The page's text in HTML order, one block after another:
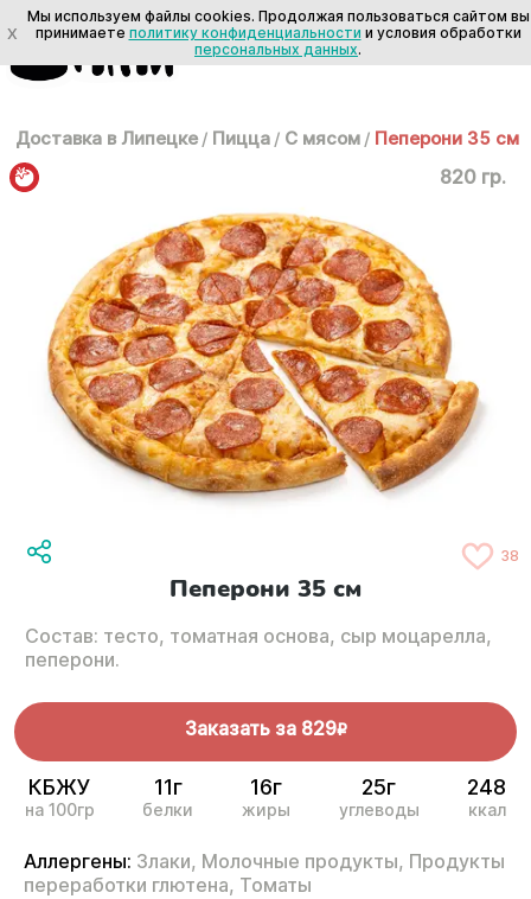
Доставка в Липецке / Пицца / С мясом / Пеперони 35 см
820 гр.
38
Пеперони 35 см
Состав: тесто, томатная основа, сыр моцарелла,
пеперони.
Заказать за 829R
КБЖУ
на 100гр
11г
белки
16г
жиры
25г
углеводы
248
ккал
Аллергены: Злаки, Молочные продукты, Продукты
переработки глютена, Томаты
X
Мы используем файлы cookies. Продолжая пользоваться сайтом вы
принимаете политику конфиденциальности и условия обработки
персональных данных.